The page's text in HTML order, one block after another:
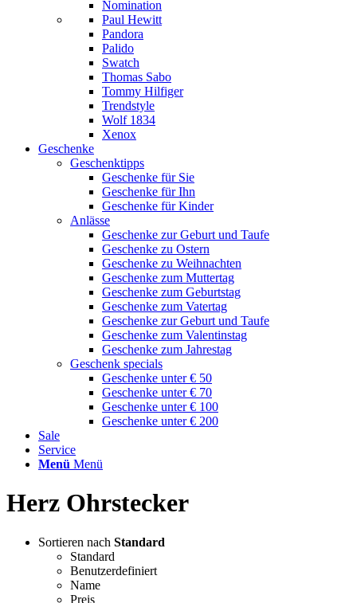
Nomination
Paul Hewitt
Pandora
Palido
Swatch
Thomas Sabo
Tommy Hilfiger
Trendstyle
Wolf 1834
Xenox
Geschenke
Geschenktipps
Geschenke für Sie
Geschenke für Ihn
Geschenke für Kinder
Anlässe
Geschenke zur Geburt und Taufe
Geschenke zu Ostern
Geschenke zu Weihnachten
Geschenke zum Muttertag
Geschenke zum Geburtstag
Geschenke zum Vatertag
Geschenke zur Geburt und Taufe
Geschenke zum Valentinstag
Geschenke zum Jahrestag
Geschenk specials
Geschenke unter € 50
Geschenke unter € 70
Geschenke unter € 100
Geschenke unter € 200
Sale
Service
Menü Menü
Herz Ohrstecker
Sortieren nach Standard
Standard
Benutzerdefiniert
Name
Preis